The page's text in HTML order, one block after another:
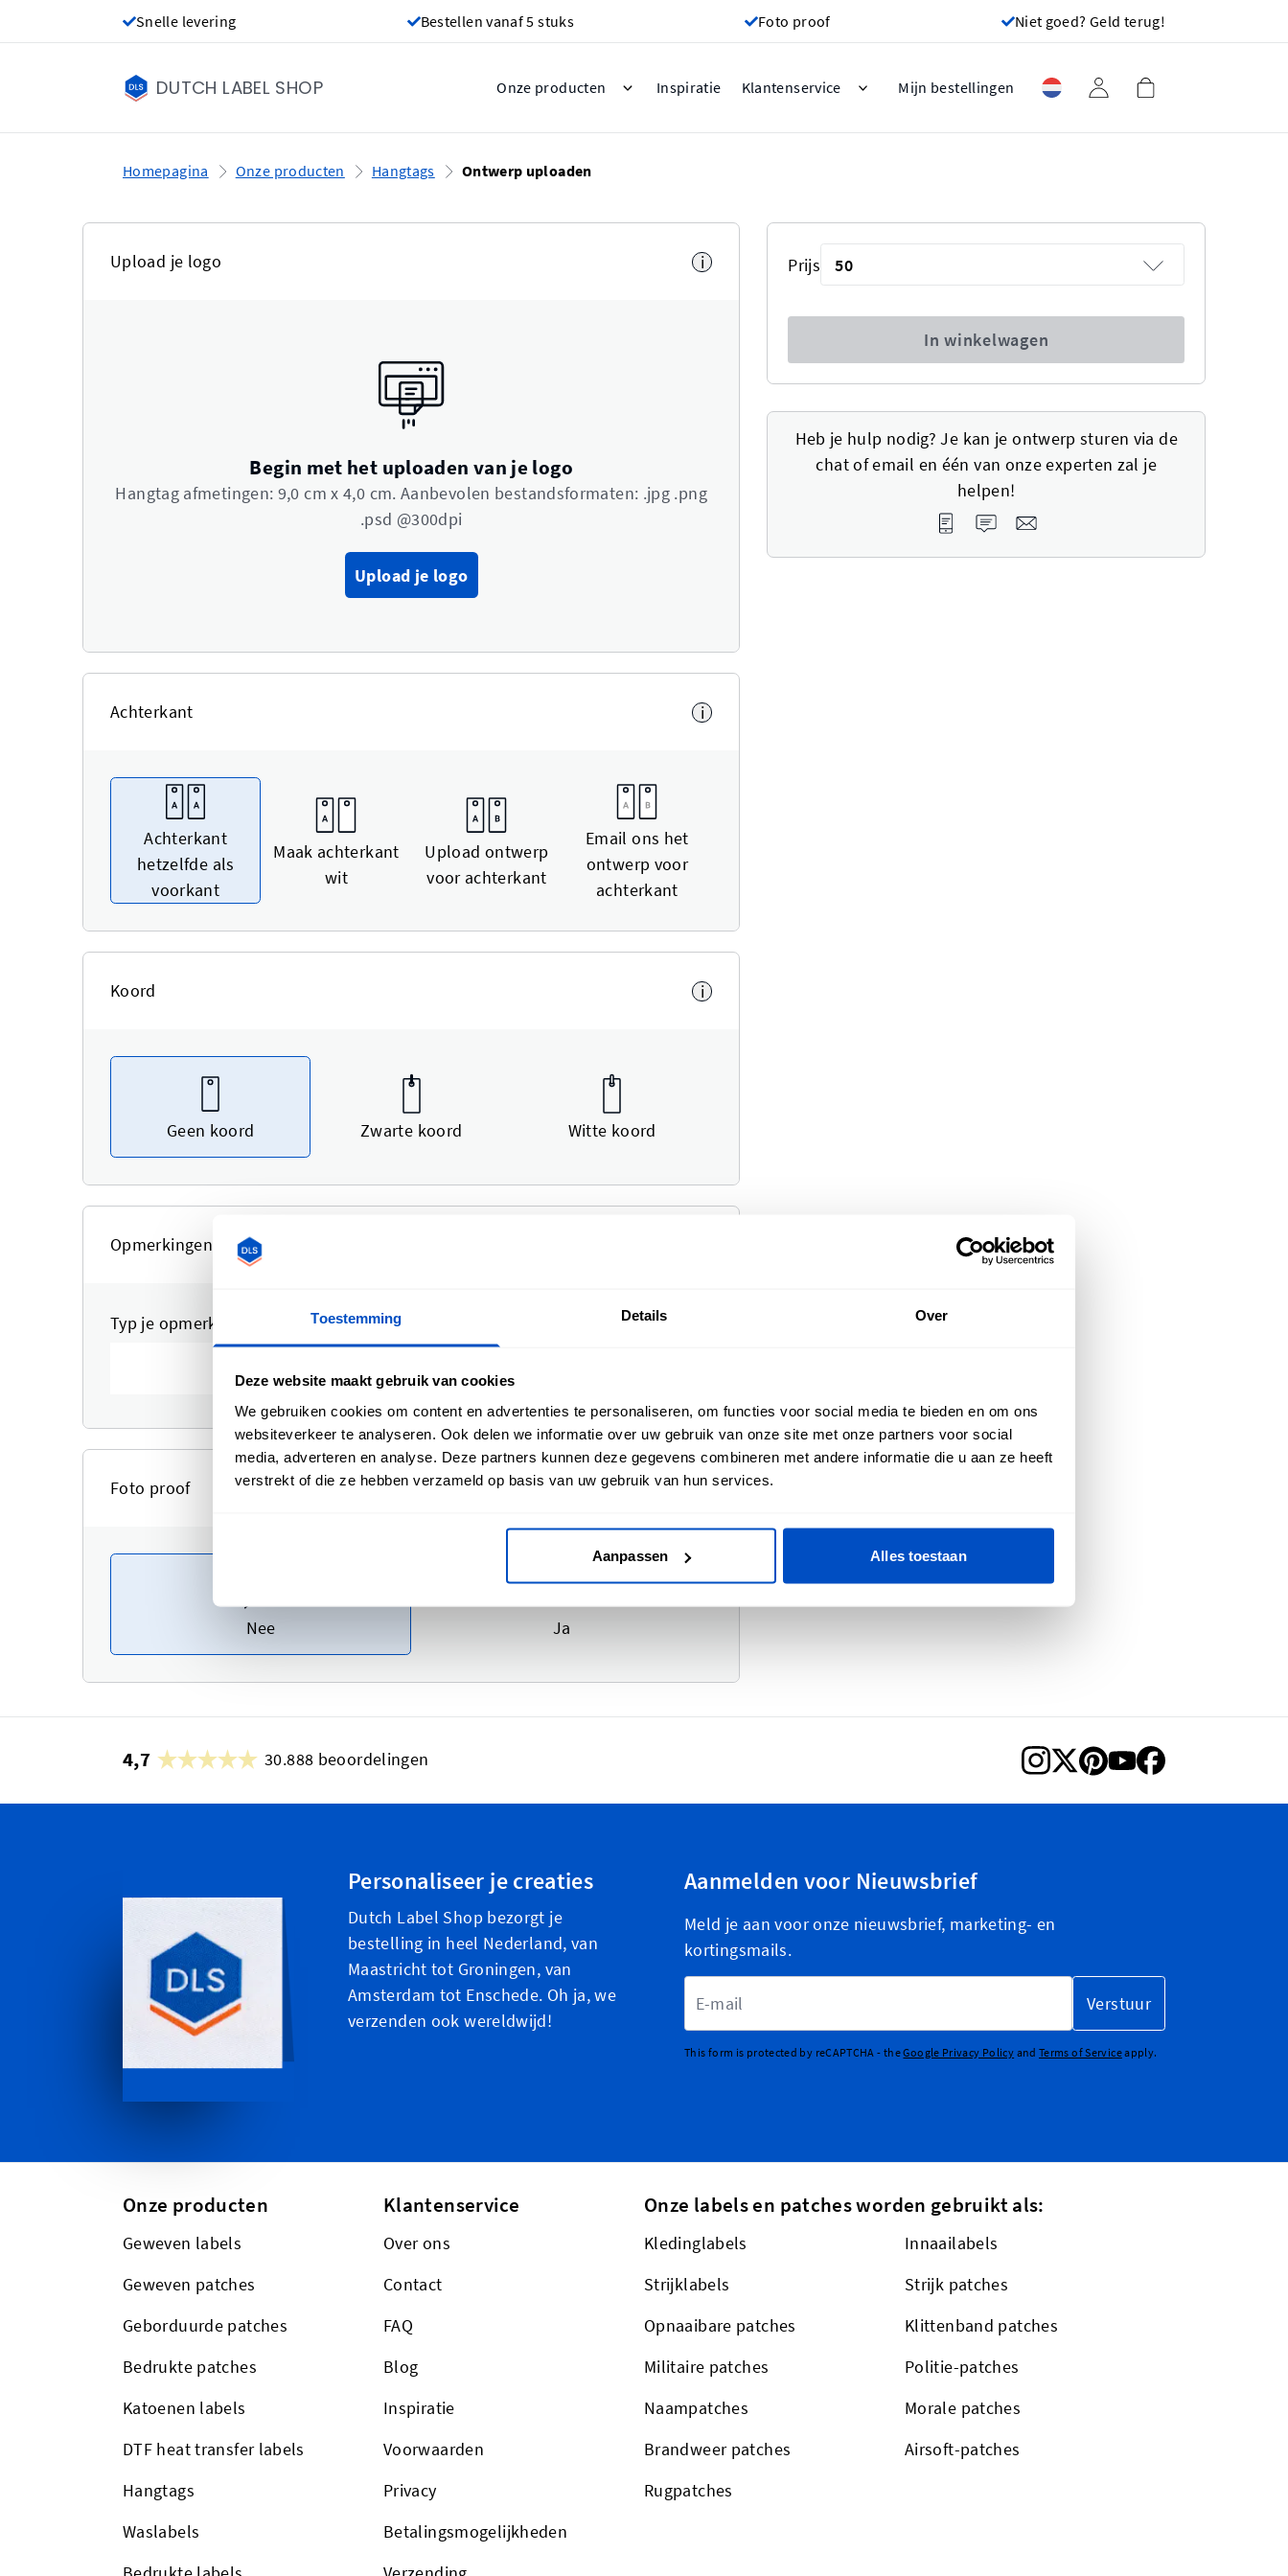
Toestemming Details Over
Deze website maakt gebruik van cookies
We gebruiken cookies om content en advertenties te personaliseren, om functies voor social media te bieden en om ons
websiteverkeer te analyseren. Ook delen we informatie over uw gebruik van onze site met onze partners voor social
media, adverteren en analyse. Deze partners kunnen deze gegevens combineren met andere informatie die u aan ze heeft
verstrekt of die ze hebben verzameld op basis van uw gebruik van hun services.
Aanpassen Alles toestaan
Snelle levering Bestellen vanaf 5 stuks Foto proof Niet goed? Geld terug!
DUTCH LABEL SHOP Onze producten Inspiratie Klantenservice Mijn bestellingen
Homepagina Onze producten Hangtags Ontwerp uploaden
Upload je logo i
Begin met het uploaden van je logo
Hangtag afmetingen: 9,0 cm x 4,0 cm. Aanbevolen bestandsformaten: .jpg .png
.psd @300dpi
Upload je logo
Achterkant i
Achterkant
hetzelfde als
voorkant
Maak achterkant
wit
Upload ontwerp
voor achterkant
Email ons het
ontwerp voor
achterkant
Koord i
Geen koord Zwarte koord Witte koord
Opmerkingen
Typ je opmerkingen of instructies hier
Foto proof i
Nee Ja
Prijs 50
In winkelwagen
Heb je hulp nodig? Je kan je ontwerp sturen via de
chat of email en één van onze experten zal je
helpen!
4,7 30.888 beoordelingen
Personaliseer je creaties
Dutch Label Shop bezorgt je
bestelling in heel Nederland, van
Maastricht tot Groningen, van
Amsterdam tot Enschede. Oh ja, we
verzenden ook wereldwijd!
Aanmelden voor Nieuwsbrief
Meld je aan voor onze nieuwsbrief, marketing- en
kortingsmails.
Verstuur
This form is protected by reCAPTCHA - theGoogle Privacy Policy and Terms of Serviceapply.
Onze producten
Geweven labels
Geweven patches
Geborduurde patches
Bedrukte patches
Katoenen labels
DTF heat transfer labels
Hangtags
Waslabels
Klantenservice
Over ons
Contact
FAQ
Blog
Inspiratie
Voorwaarden
Privacy
Betalingsmogelijkheden
Onze labels en patches worden gebruikt als:
Kledinglabels
Innaailabels
Strijklabels
Strijk patches
Opnaaibare patches
Klittenband patches
Militaire patches
Politie-patches
Naampatches
Morale patches
Brandweer patches
Airsoft-patches
Rugpatches